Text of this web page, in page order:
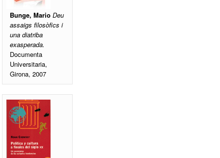
Bunge, Mario Deu
assaigs filosòfics i
una diatriba
exasperada.
Documenta
Universitaria,
Girona, 2007